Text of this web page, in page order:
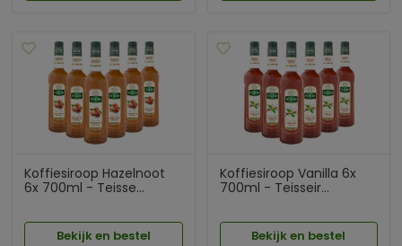
Koffiesiroop Hazelnoot
6x 700ml - Teisse...
Bekijk en bestel
Koffiesiroop Vanilla 6x
700ml - Teisseir...
Bekijk en bestel